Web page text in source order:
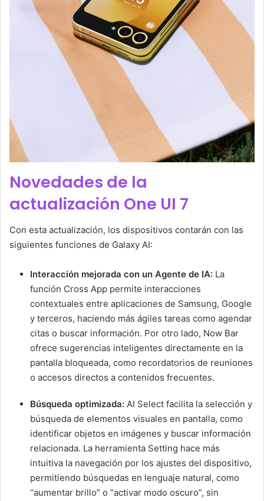
Novedades de la
actualización One UI 7
Con esta actualización, los dispositivos contarán con las
siguientes funciones de Galaxy AI:
Interacción mejorada con un Agente de IA: La
función Cross App permite interacciones
contextuales entre aplicaciones de Samsung, Google
y terceros, haciendo más ágiles tareas como agendar
citas o buscar información. Por otro lado, Now Bar
ofrece sugerencias inteligentes directamente en la
pantalla bloqueada, como recordatorios de reuniones
o accesos directos a contenidos frecuentes.
Búsqueda optimizada: AI Select facilita la selección y
búsqueda de elementos visuales en pantalla, como
identificar objetos en imágenes y buscar información
relacionada. La herramienta Setting hace más
intuitiva la navegación por los ajustes del dispositivo,
permitiendo búsquedas en lenguaje natural, como
“aumentar brillo” o “activar modo oscuro”, sin